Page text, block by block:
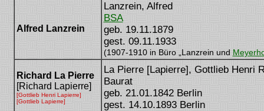
Alfred Lanzrein
Lanzrein, Alfred
BSA
geb. 19.11.1879
gest. 09.11.1933
(1907-1910 in Büro „Lanzrein und
Richard La Pierre
[Richard Lapierre]
[Gottlieb Henri Lapierre]
[Gottlieb Lapierre]
La Pierre [Lapierre], Gottlieb Henri
Baurat
geb. 21.01.1842 Berlin
gest. 14.10.1893 Berlin